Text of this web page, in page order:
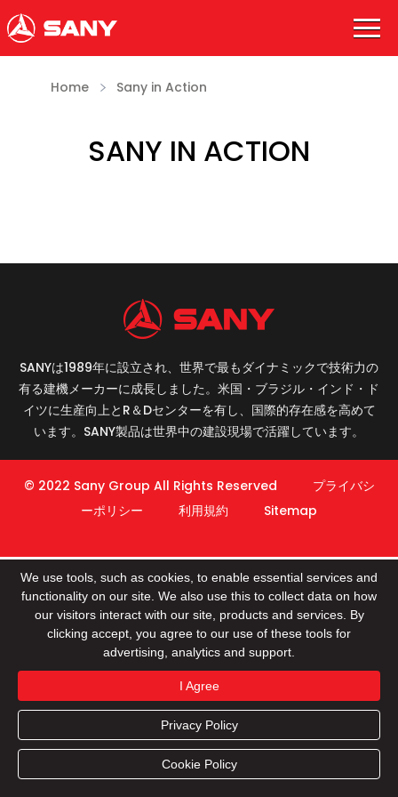
Home Sany in Action
SANY IN ACTION
SANYは1989年に設立され、世界で最もダイナミックで技術力の
有る建機メーカーに成長しました。米国・ブラジル・インド・ド
イツに生産向上とR＆Dセンターを有し、国際的存在感を高めて
います。SANY製品は世界中の建設現場で活躍しています。
© 2022 Sany Group All Rights Reserved プライバシ
ーポリシー
利用規約 Sitemap
商品情報 会社情報 お客様事例紹介
We use tools, such as cookies, to enable essential services and
functionality on our site. We also use this to collect data on how
our visitors interact with our site, products and services. By
clicking accept, you agree to our use of these tools for
advertising, analytics and support.
I Agree
Privacy Policy
Cookie Policy